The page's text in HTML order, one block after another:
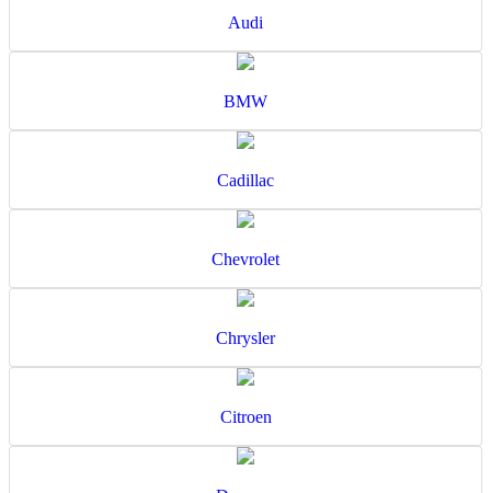
Audi
BMW
Cadillac
Chevrolet
Chrysler
Citroen